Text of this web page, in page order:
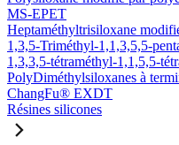
MS-EPET
Heptaméthyltrisiloxane
1,3,5-Triméthyl-1,1,3,5,5-
1,3,3,5-tétraméthyl-1,1,5,5-
PolyDiméthylsiloxanes à
ChangFu® EXDT
Résines silicones